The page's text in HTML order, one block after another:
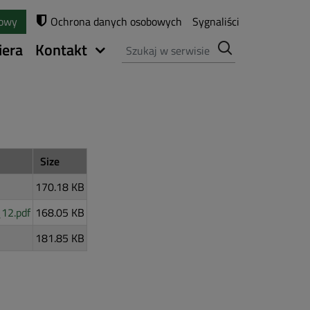
Ochrona danych osobowych Sygnaliści
Kontakt Szukaj
Size
170.18 KB
168.05 KB
181.85 KB